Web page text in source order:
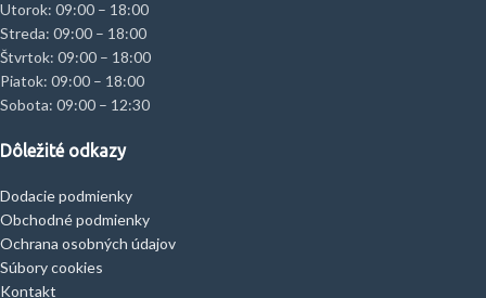
Utorok: 09:00 – 18:00
Streda: 09:00 – 18:00
Štvrtok: 09:00 – 18:00
Piatok: 09:00 – 18:00
Sobota: 09:00 – 12:30
Dôležité odkazy
Dodacie podmienky
Obchodné podmienky
Ochrana osobných údajov
Súbory cookies
Kontakt